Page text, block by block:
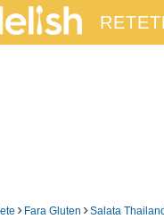
› Fara Gluten ›Salata